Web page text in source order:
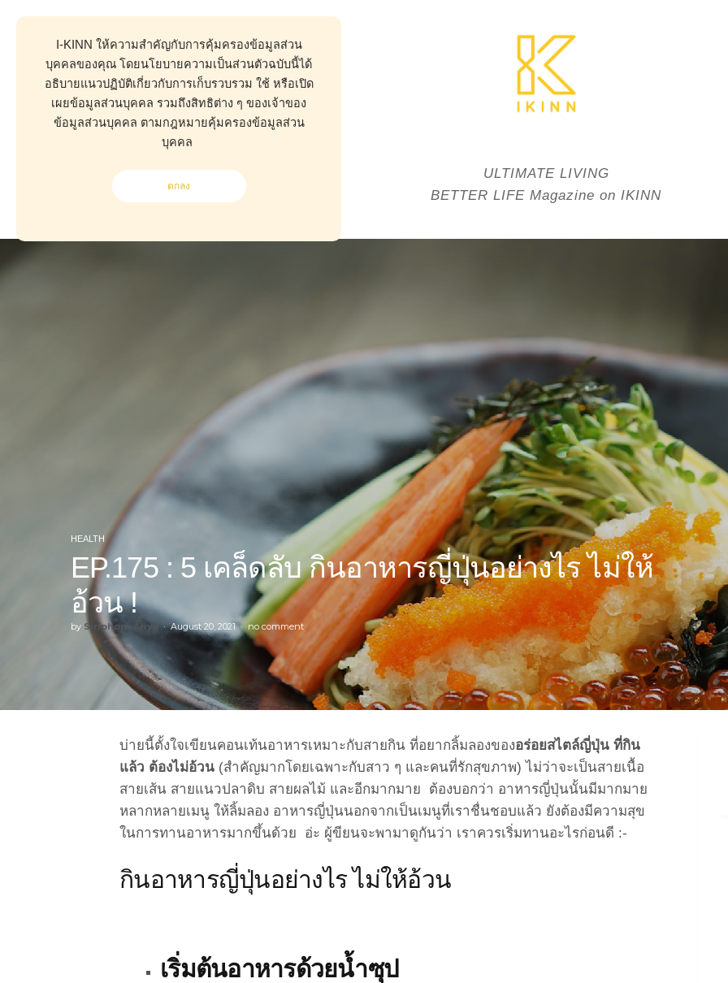
I-KINN ให้ความสำคัญกับการคุ้มครองข้อมูลส่วน
บุคคลของคุณ โดยนโยบายความเป็นส่วนตัวฉบับนี้ได้
อธิบายแนวปฏิบัติเกี่ยวกับการเก็บรวบรวม ใช้ หรือเปิด
เผยข้อมูลส่วนบุคคล รวมถึงสิทธิต่าง ๆ ของเจ้าของ
ข้อมูลส่วนบุคคล ตามกฎหมายคุ้มครองข้อมูลส่วน
บุคคล
ตกลง
ULTIMATE LIVING
BETTER LIFE Magazine on IKINN
HEALTH
EP.175 : 5 เคล็ดลับ กินอาหารญี่ปุ่นอย่างไร ไม่ให้
อ้วน !
by Siriphorn Ariya August 20, 2021 no comment
บ่ายนี้ตั้งใจเขียนคอนเท้นอาหารเหมาะกับสายกิน ที่อยากลิ้มลองของอร่อยสไตล์ญี่ปุ่น ที่กิน
แล้ว ต้องไม่อ้วน (สำคัญมากโดยเฉพาะกับสาว ๆ และคนที่รักสุขภาพ) ไม่ว่าจะเป็นสายเนื้อ
สายเส้น สายแนวปลาดิบ สายผลไม้ และอีกมากมาย ต้องบอกว่า อาหารญี่ปุ่นนั้นมีมากมาย
หลากหลายเมนู ให้ลิ้มลอง อาหารญี่ปุ่นนอกจากเป็นเมนูที่เราชื่นชอบแล้ว ยังต้องมีความสุข
ในการทานอาหารมากขึ้นด้วย อ่ะ ผู้ขียนจะพามาดูกันว่า เราควรเริ่มทานอะไรก่อนดี :-
กินอาหารญี่ปุ่นอย่างไร ไม่ให้อ้วน
เริ่มต้นอาหารด้วยน้ำซุป